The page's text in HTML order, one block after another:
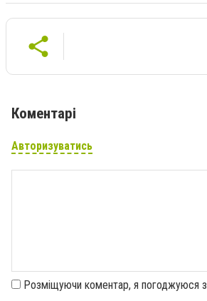
Коментарі
Авторизуватись
Розміщуючи коментар, я погоджуюся з